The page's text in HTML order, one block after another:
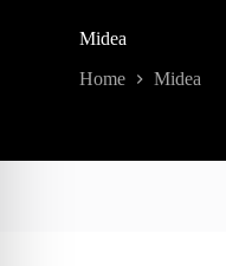
Midea
Home Midea